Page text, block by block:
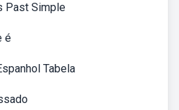
Past Simple
é
Tabela